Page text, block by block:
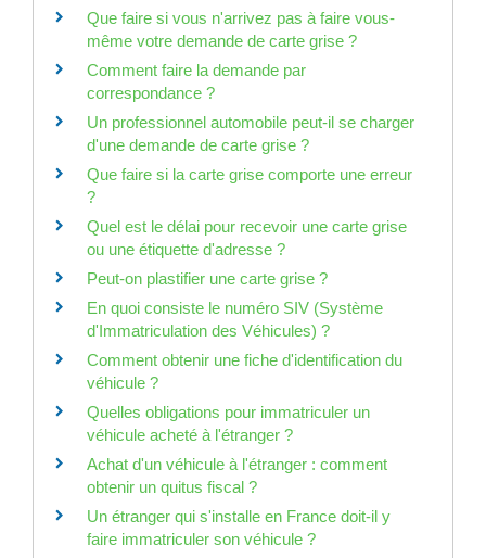
Que faire si vous n'arrivez pas à faire vous-
même votre demande de carte grise ?
Comment faire la demande par
correspondance ?
Un professionnel automobile peut-il se charger
d'une demande de carte grise ?
Que faire si la carte grise comporte une erreur
?
Quel est le délai pour recevoir une carte grise
ou une étiquette d'adresse ?
Peut-on plastifier une carte grise ?
En quoi consiste le numéro SIV (Système
d'Immatriculation des Véhicules) ?
Comment obtenir une fiche d'identification du
véhicule ?
Quelles obligations pour immatriculer un
véhicule acheté à l'étranger ?
Achat d'un véhicule à l'étranger : comment
obtenir un quitus fiscal ?
Un étranger qui s'installe en France doit-il y
faire immatriculer son véhicule ?